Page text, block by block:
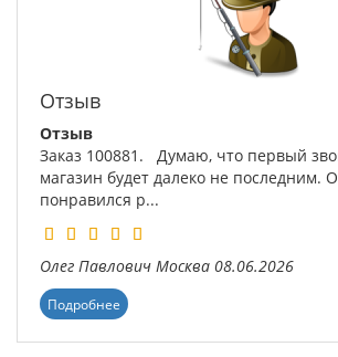
Отзыв
Отзыв
Заказ 100881. Думаю, что первый
магазин будет далеко не последним.
понравился р...
Олег Павлович Москва 08.06.2026
Подробнее